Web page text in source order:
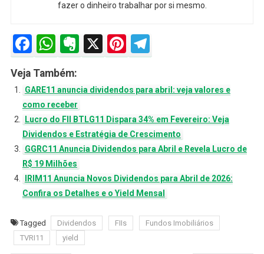
fazer o dinheiro trabalhar por si mesmo.
Facebook
WhatsApp
Evernote
X Pinterest
Veja Também:
GARE11 anuncia dividendos para abril: veja valores e
como receber
Lucro do FII BTLG11 Dispara 34% em Fevereiro: Veja
Dividendos e Estratégia de Crescimento
GGRC11 Anuncia Dividendos para Abril e Revela Lucro de
R$ 19 Milhões
IRIM11 Anuncia Novos Dividendos para Abril de 2026:
Confira os Detalhes e o Yield Mensal
Tagged Dividendos FIIs
Fundos Imobiliários
TVRI11
yield